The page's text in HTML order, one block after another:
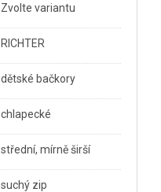
Zvolte variantu
RICHTER
dětské bačkory
chlapecké
střední, mírně širší
suchý zip